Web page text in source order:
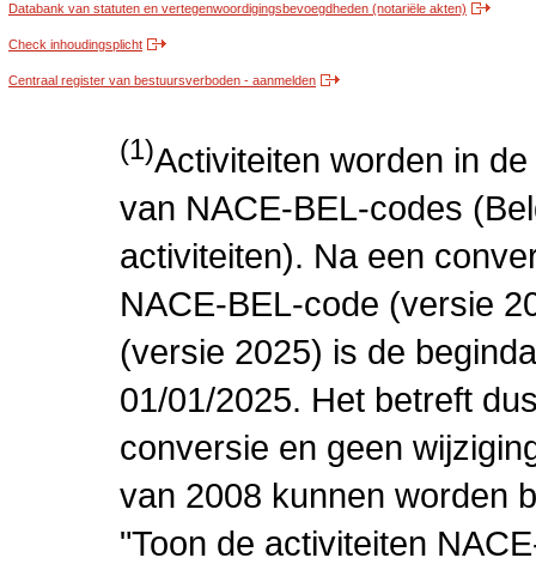
Databank van statuten en vertegenwoordigingsbevoegdheden (notariële akten)
Check inhoudingsplicht
Centraal register van bestuursverboden - aanmelden
(1)Activiteiten worden in
van NACE-BEL-codes
activiteiten). Na een
NACE-BEL-code (versie
(versie 2025) is de
01/01/2025. Het betreft
conversie en geen
van 2008 kunnen worden
"Toon de activiteiten